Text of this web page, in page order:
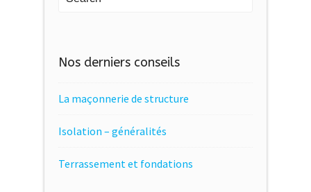
Nos derniers conseils
La maçonnerie de structure
Isolation – généralités
Terrassement et fondations